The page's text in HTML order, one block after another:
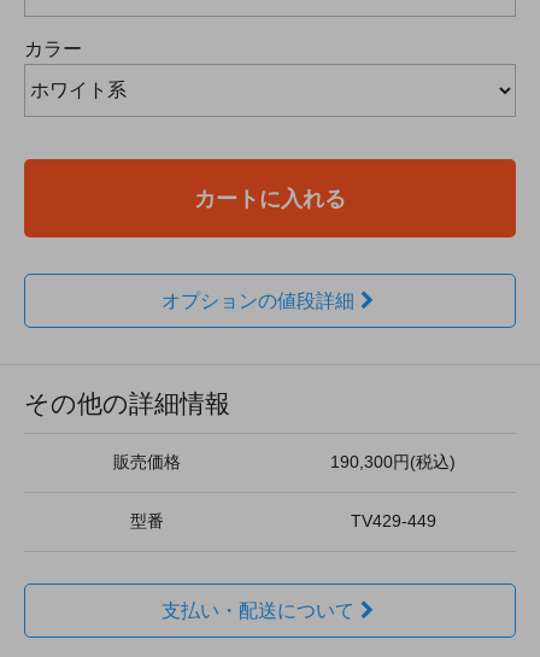
カラー
カートに入れる
オプションの値段詳細
その他の詳細情報
販売価格 190,300円(税込)
型番 TV429-449
支払い・配送について